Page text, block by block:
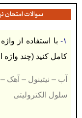
سوالات امتحان نهایی شیمی ۳
۱-
با استفاده از
کامل کنید (چند
آب – نیتینول –
سلول الکترولیتی